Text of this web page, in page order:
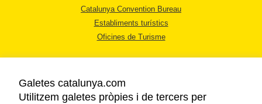
Catalunya Convention Bureau
Establiments turístics
Oficines de Turisme
Galetes catalunya.com
Utilitzem galetes pròpies i de tercers per